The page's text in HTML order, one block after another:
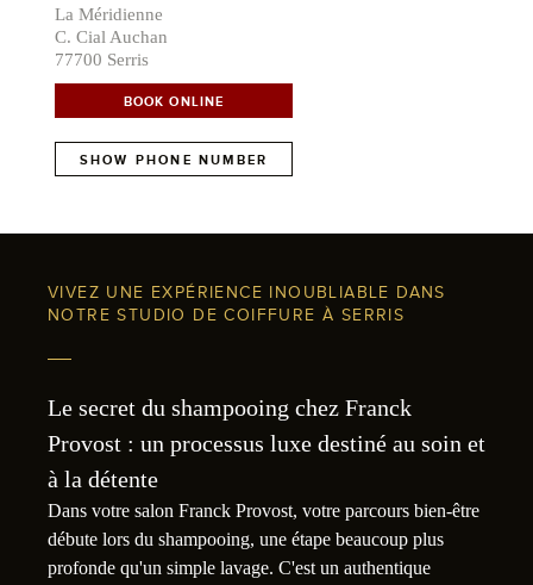
La Méridienne
C. Cial Auchan
77700 Serris
BOOK ONLINE
SHOW PHONE NUMBER
VIVEZ UNE EXPÉRIENCE INOUBLIABLE DANS
NOTRE STUDIO DE COIFFURE À SERRIS
Le secret du shampooing chez Franck
Provost : un processus luxe destiné au soin et
à la détente
Dans votre salon Franck Provost, votre parcours bien-être
débute lors du shampooing, une étape beaucoup plus
profonde qu'un simple lavage. C'est un authentique